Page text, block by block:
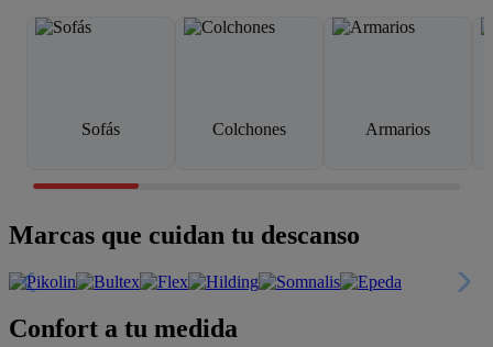
Sofás Colchones Armarios
Marcas que cuidan tu descanso
Confort a tu medida